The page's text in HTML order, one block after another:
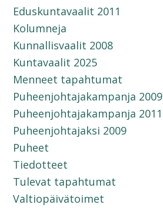
Eduskuntavaalit 2011
Kolumneja
Kunnallisvaalit 2008
Kuntavaalit 2025
Menneet tapahtumat
Puheenjohtajakampanja 2009
Puheenjohtajakampanja 2011
Puheenjohtajaksi 2009
Puheet
Tiedotteet
Tulevat tapahtumat
Valtiopäivätoimet